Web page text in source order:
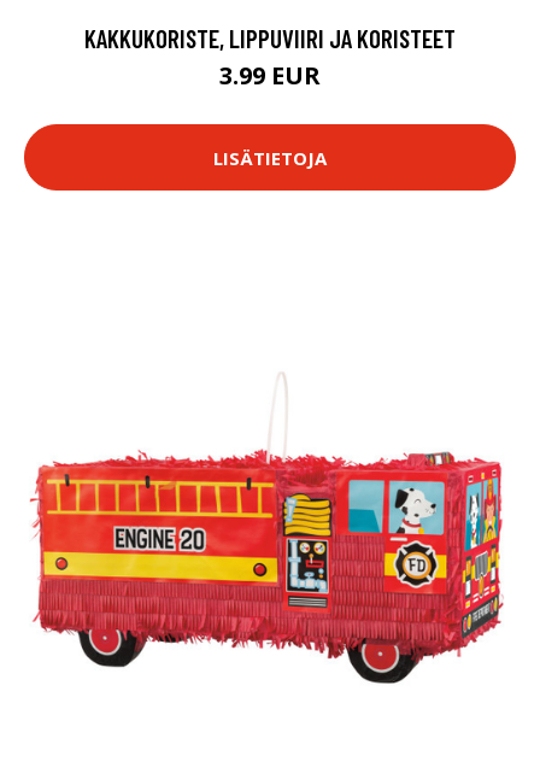
KAKKUKORISTE, LIPPUVIIRI JA KORISTEET
3.99 EUR
LISÄTIETOJA